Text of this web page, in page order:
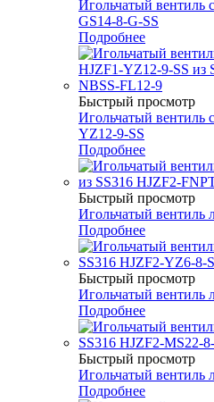
Игольчатый вентиль
GS14-8-G-SS
Подробнее
Быстрый просмотр
Игольчатый вентиль
YZ12-9-SS
Подробнее
Быстрый просмотр
Игольчатый вентиль
Подробнее
Быстрый просмотр
Игольчатый вентиль
Подробнее
Быстрый просмотр
Игольчатый вентиль
Подробнее